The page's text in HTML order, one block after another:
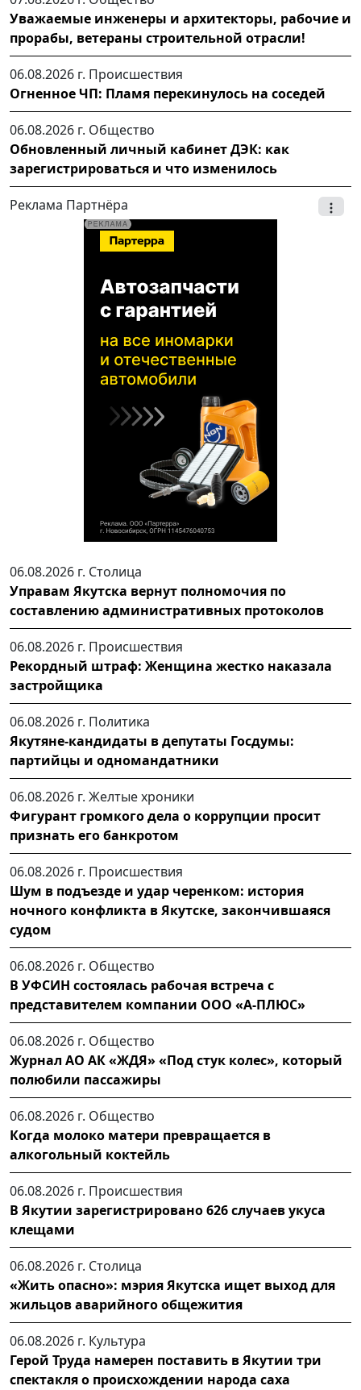
Уважаемые инженеры и архитекторы, рабочие и
прорабы, ветераны строительной отрасли!
06.08.2026 г. Происшествия
Огненное ЧП: Пламя перекинулось на соседей
06.08.2026 г. Общество
Обновленный личный кабинет ДЭК: как
зарегистрироваться и что изменилось
Реклама Партнёра
06.08.2026 г. Столица
Управам Якутска вернут полномочия по
составлению административных протоколов
06.08.2026 г. Происшествия
Рекордный штраф: Женщина жестко наказала
застройщика
06.08.2026 г. Политика
Якутяне-кандидаты в депутаты Госдумы:
партийцы и одномандатники
06.08.2026 г. Желтые хроники
Фигурант громкого дела о коррупции просит
признать его банкротом
06.08.2026 г. Происшествия
Шум в подъезде и удар черенком: история
ночного конфликта в Якутске, закончившаяся
судом
06.08.2026 г. Общество
В УФСИН состоялась рабочая встреча с
представителем компании ООО «А-ПЛЮС»
06.08.2026 г. Общество
Журнал АО АК «ЖДЯ» «Под стук колес», который
полюбили пассажиры
06.08.2026 г. Общество
Когда молоко матери превращается в
алкогольный коктейль
06.08.2026 г. Происшествия
В Якутии зарегистрировано 626 случаев укуса
клещами
06.08.2026 г. Столица
«Жить опасно»: мэрия Якутска ищет выход для
жильцов аварийного общежития
06.08.2026 г. Культура
Герой Труда намерен поставить в Якутии три
спектакля о происхождении народа саха